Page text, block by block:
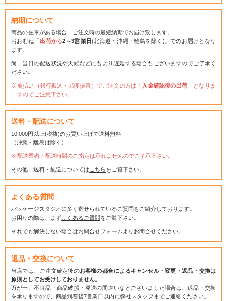
納期について
商品の在庫がある場合、ご注文時の最短納期でお届け致します。
おおむね「出荷から2～3営業日(北海道・沖縄・離島を除く)」でのお届けとなり
ます。
尚、当日の配送状況や天候などにもより遅延する場合もございますのでご了承く
ださい。
前払い（銀行振込・郵便振替）でご注文の方は「 入金確認後の出荷 」となりま
すのでご注意下さい。
送料・配送について
10,000円以上(税抜)のお買い上げで送料無料
（沖縄・離島は除く）
配送業者・配送時間のご指定は承れませんのでご了承下さい。
その他、送料・配送については こちらをご覧下さい。
よくある質問
パッケージスタジオに多く寄せられているご質問をご紹介しております。
お困りの際は、まずよくあるご質問をご覧下さい。
それでも解決しない場合はお問合せフォーム よりお問合せください。
返品・交換について
当店では、ご注文確定後のお客様の都合によるキャンセル・変更・返品・交換は
原則としてお受けしておりません。
万が一、不良品・商品破損・発送の間違いなどございました場合は、返品・交換
を承りますので、商品到着後7営業日以内に弊社スタッフまでご連絡ください。